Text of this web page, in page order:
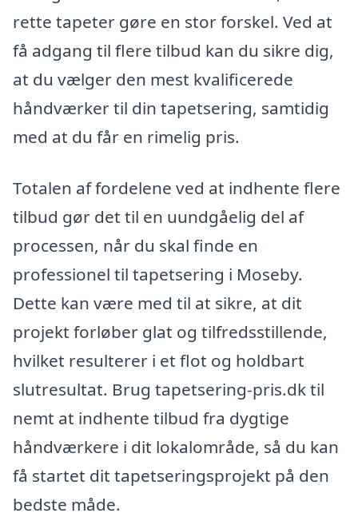
rette tapeter gøre en stor forskel. Ved at
få adgang til flere tilbud kan du sikre dig,
at du vælger den mest kvalificerede
håndværker til din tapetsering, samtidig
med at du får en rimelig pris.
Totalen af fordelene ved at indhente flere
tilbud gør det til en uundgåelig del af
processen, når du skal finde en
professionel til tapetsering i Moseby.
Dette kan være med til at sikre, at dit
projekt forløber glat og tilfredsstillende,
hvilket resulterer i et flot og holdbart
slutresultat. Brug tapetsering-pris.dk til
nemt at indhente tilbud fra dygtige
håndværkere i dit lokalområde, så du kan
få startet dit tapetseringsprojekt på den
bedste måde.